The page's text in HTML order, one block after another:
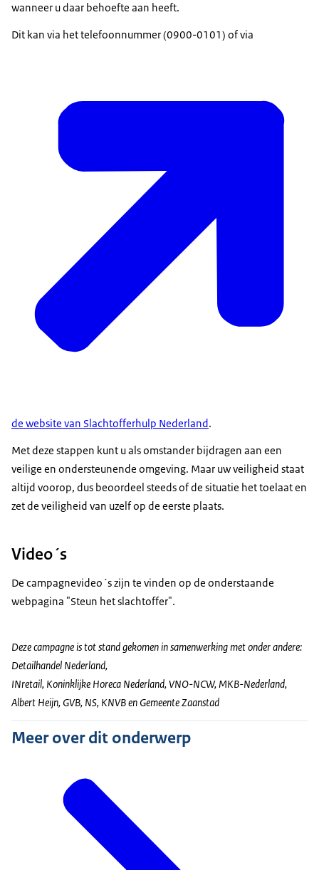
wanneer u daar behoefte aan heeft.
Dit kan via het telefoonnummer (0900-0101) of via
de website van Slachtofferhulp Nederland.
Met deze stappen kunt u als omstander bijdragen aan een
veilige en ondersteunende omgeving. Maar uw veiligheid staat
altijd voorop, dus beoordeel steeds of de situatie het toelaat en
zet de veiligheid van uzelf op de eerste plaats.
Video´s
De campagnevideo´s zijn te vinden op de onderstaande
webpagina "Steun het slachtoffer".
Deze campagne is tot stand gekomen in samenwerking met onder andere:
Detailhandel Nederland,
INretail, Koninklijke Horeca Nederland, VNO-NCW, MKB-Nederland,
Albert Heijn, GVB, NS, KNVB en Gemeente Zaanstad
Meer over dit onderwerp